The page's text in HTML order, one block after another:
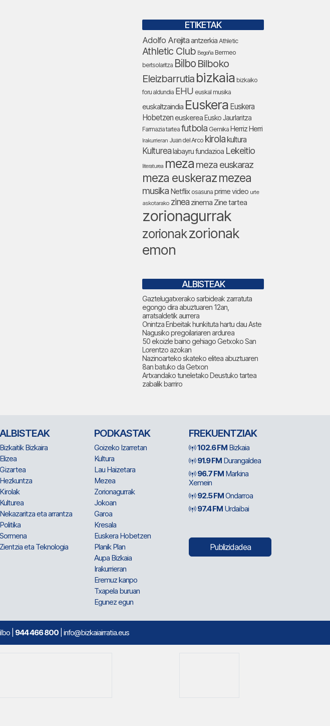
ETIKETAK
Adolfo Arejitaantzerkia Athletic
Athletic Club Begoña Bermeo
bertsolaritza Bilbo Bilboko
Eleizbarrutia bizkaia bizkaiko
foru aldundia EHU euskal musika
euskaltzaindia Euskera Euskera
Hobetzeneuskerea Eusko Jaurlaritza
Farmazia tartea futbola Gernika Herriz Herri
Irakurrieran Juan del Arco kirola kultura
Kulturealabayru fundazioa Lekeitio
literaturea meza meza euskaraz
meza euskerazmezea
musika Netflix osasuna prime video urte
askotarako zinea zinema Zine tartea
zorionagurrak
zorionakzorionak
emon
ALBISTEAK
Gaztelugatxerako sarbideak zarratuta
egongo dira abuztuaren 12an,
arratsaldetik aurrera
Onintza Enbeitak hunkituta hartu dau Aste
Nagusiko pregoilariaren ardurea
50 ekoizle baino gehiago Getxoko San
Lorentzo azokan
Nazinoarteko skateko elitea abuztuaren
8an batuko da Getxon
Artxandako tuneletako Deustuko tartea
zabalik barriro
ALBISTEAK
Bizkaitik Bizkaira
Elizea
Gizartea
Hezkuntza
Kirolak
Kulturea
Nekazaritza eta arrantza
Politika
Sormena
Zientzia eta Teknologia
PODKASTAK
Goizeko Izarretan
Kultura
Lau Haizetara
Mezea
Zorionagurrak
Jokoan
Garoa
Kresala
Euskera Hobetzen
Planik Plan
Aupa Bizkaia
Irakurrieran
Eremuz kanpo
Txapela buruan
Egunez egun
FREKUENTZIAK
102.6 FM Bizkaia
91.9 FM Durangaldea
96.7 FM Markina
Xemein
92.5 FMOndarroa
97.4 FM Urdaibai
Publizidadea
| 944 466 800 | info@bizkaiairratia.eus